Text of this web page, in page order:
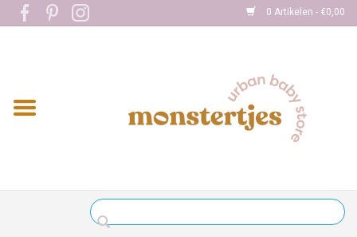
0 Artikelen - €0,00
Home
Kleding